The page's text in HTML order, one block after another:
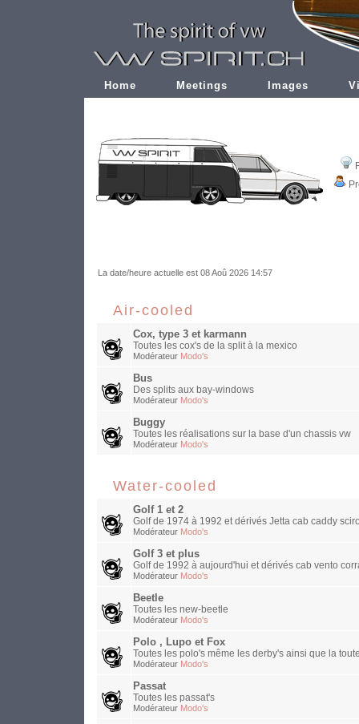
Home Meetings Images
La date/heure actuelle est 08 Aoû 2026 14:57
Air-cooled
Cox, type 3 et karmann
Toutes les cox's de la split à la mexico
Modérateur Modo's
Bus
Des splits aux bay-windows
Modérateur Modo's
Buggy
Toutes les réalisations sur la base d'un chassis vw
Modérateur Modo's
Water-cooled
Golf 1 et 2
Golf de 1974 à 1992 et dérivés Jetta cab caddy
Modérateur Modo's
Golf 3 et plus
Golf de 1992 à aujourd'hui et dérivés cab vento
Modérateur Modo's
Beetle
Toutes les new-beetle
Modérateur Modo's
Polo , Lupo et Fox
Toutes les polo's même les derby's ainsi que la
Modérateur Modo's
Passat
Toutes les passat's
Modérateur Modo's